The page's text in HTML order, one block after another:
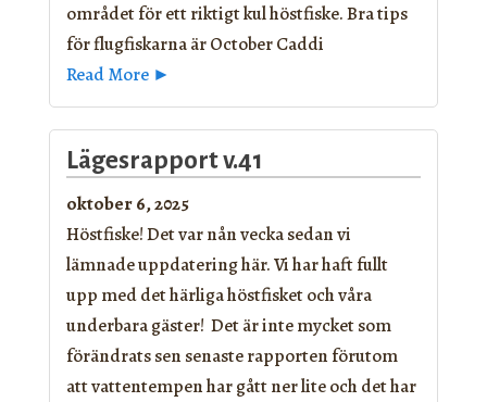
området för ett riktigt kul höstfiske. Bra tips
för flugfiskarna är October Caddi
Read More ►
Lägesrapport v.41
oktober 6, 2025
Höstfiske! Det var nån vecka sedan vi
lämnade uppdatering här. Vi har haft fullt
upp med det härliga höstfisket och våra
underbara gäster! Det är inte mycket som
förändrats sen senaste rapporten förutom
att vattentempen har gått ner lite och det har